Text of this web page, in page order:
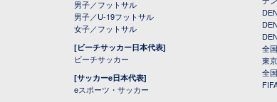
男子／フットサル
男子／U-19フットサル
女子／フットサル
[ビーチサッカー日本代表]
ビーチサッカー
[サッカーe日本代表]
eスポーツ・サッカー
全
東
全